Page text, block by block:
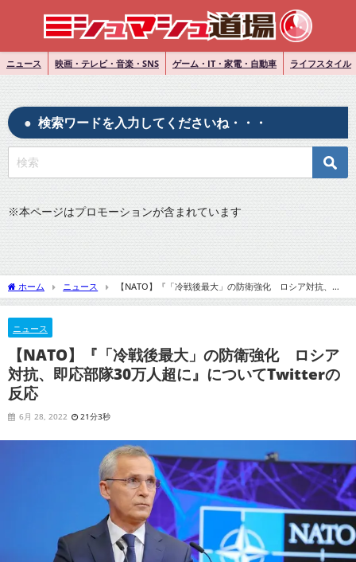
ニュース 映画・テレビ・音楽・SNS ゲーム・IT・家電・自動車 ライフスタイル
検索ワードを入力してくださいね・・・
※本ページはプロモーションが含まれています
ホーム ニュース
【NATO】『「冷戦後最大」の防衛強化 ロシア対抗、即
応部隊30万人超に』についてTwitterの反応
ニュース
【NATO】『「冷戦後最大」の防衛強化 ロシア
対抗、即応部隊30万人超に』についてTwitterの
反応
6月 28, 2022 21分3秒